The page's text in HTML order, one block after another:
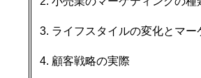
ライフスタイルの変化とマ
顧客戦略の実際